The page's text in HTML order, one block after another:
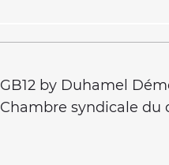
GB12 by Duhamel
Chambre syndicale